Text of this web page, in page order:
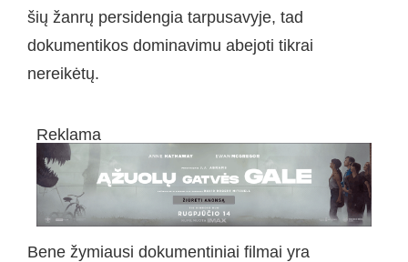
šių žanrų persidengia tarpusavyje, tad
dokumentikos dominavimu abejoti tikrai
nereikėtų.
Reklama
Bene žymiausi dokumentiniai filmai yra